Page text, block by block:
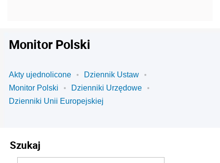
Monitor Polski
Akty ujednolicone
Dziennik Ustaw
Monitor Polski
Dzienniki Urzędowe
Dzienniki Unii Europejskiej
Szukaj